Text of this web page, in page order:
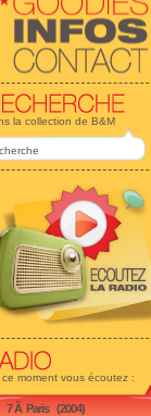
la collection de B&M
ce moment vous écoutez :
7 Ã Paris (2004)